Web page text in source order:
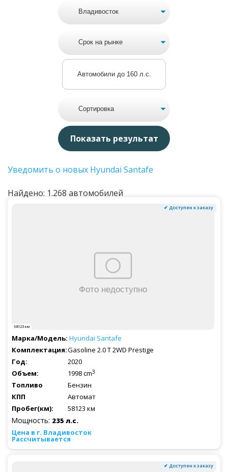
Автомобили до 160 л.с.
Уведомить о новых Hyundai Santafe
Найдено: 1.268 автомобилей
✔ Доступен к заказу
58123 км
Hyundai Santafe
Gasoline 2.0 T 2WD Prestige
2020
1998 cm3
Бензин
Автомат
58123 км
Мощность: 235 л.с.
Рассчитывается
✔ Доступен к заказу